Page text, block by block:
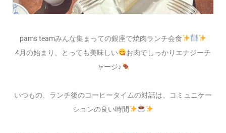
pams teamみんな集まっての銀座で焼肉ランチ会食
4月の始まり、とっても美味しい
お肉でしっかりエナジーチ
ャージ♪
いつもの、ランチ後のコーヒータイムの対話は、コミュニケー
ションの良い時間